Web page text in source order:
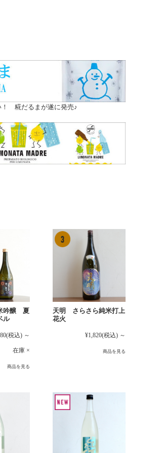
！ 糀だるまが遂に発売♪
吟醸 夏
ル
(税込) ～
在庫 ×
商品を見る
天明 さらさら純米打上
花火
¥1,820(税込) ～
商品を見る